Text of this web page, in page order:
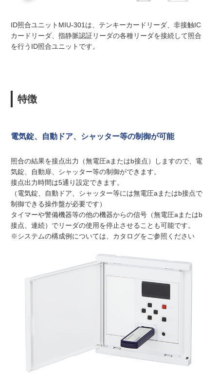
ID照合ユニットMIU-301は、テンキーカードリーダ、非接触IC
カードリーダ、指静脈認証リーダの各種リーダを接続して照合
を行うID照合ユニットです。
特徴
電気錠、自動ドア、シャッター等の制御が可能
照合の結果を接点出力（無電圧aまたはb接点）しますので、電
気錠、自動扉、シャッター等の制御ができます。
接点出力時間は5通り設定できます。
（電気錠、自動ドア、シャッター等には無電圧aまたはb接点で
制御できる操作盤が必要です）
タイマーや警備機器等の他の機器からの信号（無電圧aまたはb
接点、連続）でリーダの使用を停止させることも可能です。
※システムの構成例については、カタログをご参照ください